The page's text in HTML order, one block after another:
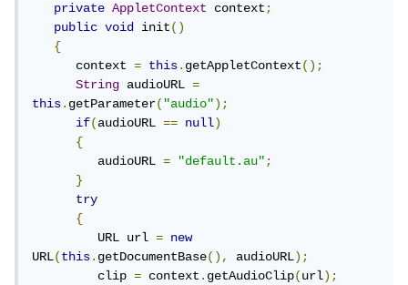
private
AppletContext context;
public
void init()
{
      context
= this.getAppletContext();
String audioURL =
this.getParameter("audio");
if(audioURL == null)
{
         audioURL
= "default.au";
}
try
{
         URL url
=
new
URL(this.getDocumentBase(), audioURL);
         clip
= context.getAudioClip(url);